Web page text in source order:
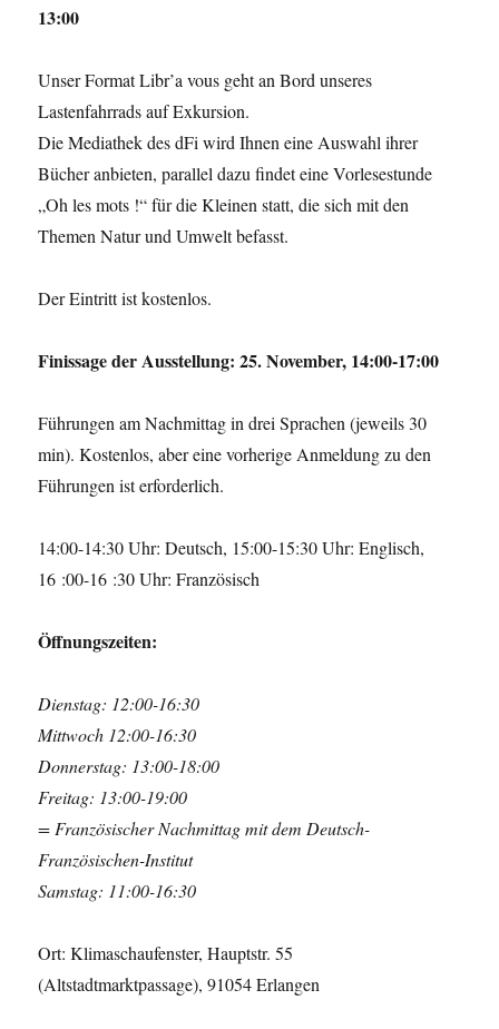
13:00
Unser Format Libr’a vous geht an Bord unseres
Lastenfahrrads auf Exkursion.
Die Mediathek des dFi wird Ihnen eine Auswahl ihrer
Bücher anbieten, parallel dazu findet eine Vorlesestunde
„Oh les mots !“ für die Kleinen statt, die sich mit den
Themen Natur und Umwelt befasst.
Der Eintritt ist kostenlos.
Finissage der Ausstellung: 25. November, 14:00-17:00
Führungen am Nachmittag in drei Sprachen (jeweils 30
min). Kostenlos, aber eine vorherige Anmeldung zu den
Führungen ist erforderlich.
14:00-14:30 Uhr: Deutsch, 15:00-15:30 Uhr: Englisch,
16 :00-16 :30 Uhr: Französisch
Öffnungszeiten:
Dienstag: 12:00-16:30
Mittwoch 12:00-16:30
Donnerstag: 13:00-18:00
Freitag: 13:00-19:00
= Französischer Nachmittag mit dem Deutsch-
Französischen-Institut
Samstag: 11:00-16:30
Ort: Klimaschaufenster, Hauptstr. 55
(Altstadtmarktpassage), 91054 Erlangen